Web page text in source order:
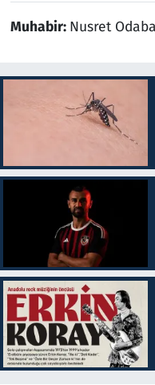
Muhabir: Nusret